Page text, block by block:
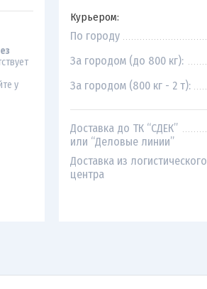
у
Курьером:
По городу
За городом (до 800 кг):
За городом (800 кг - 2 т):
Доставка до ТК “СДЕК”
или “Деловые линии”
Доставка из логистического
центра